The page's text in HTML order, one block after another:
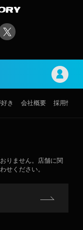
き 会社概要 採用情報
りません。店舗に関
せください。